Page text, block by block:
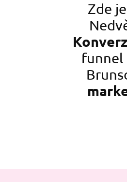
Zde
funnel